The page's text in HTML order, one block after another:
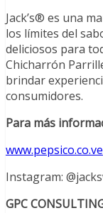
Jack’s® es una
los límites del
deliciosos para
Chicharrón
brindar
consumidores.
Para más
www.pepsico.co.ve
Instagram:
GPC